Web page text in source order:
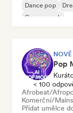
Dance pop
Garage rock
NOVÉ
< 100
Afrobeat/
Komerční/
Přidat umělce